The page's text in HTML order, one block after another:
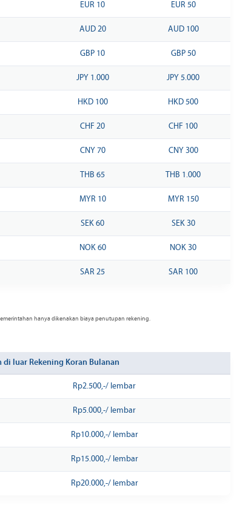
EUR 10 EUR 50
AUD 20 AUD 100
GBP 10 GBP 50
JPY 1.000 JPY 5.000
HKD 100 HKD 500
CHF 20 CHF 100
CNY 70 CNY 300
THB 65 THB 1.000
MYR 10 MYR 150
SEK 60 SEK 30
NOK 60 NOK 30
SAR 25 SAR 100
hanya dikenakan biaya penutupan rekening.
di luar Rekening Koran Bulanan
Rp2.500,-/ lembar
Rp5.000,-/ lembar
Rp10.000,-/ lembar
Rp15.000,-/ lembar
Rp20.000,-/ lembar